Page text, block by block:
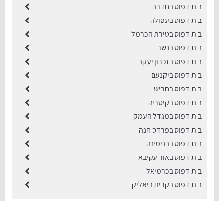
בית דפוס בחדרה
בית דפוס בעפולה
בית דפוס בטירת הכרמל
בית דפוס בנשר
בית דפוס בזכרון יעקב
בית דפוס ביקנעם
בית דפוס בחריש
בית דפוס בקיסריה
בית דפוס במגדל העמק
בית דפוס בפרדס חנה
בית דפוס בבנימינה
בית דפוס באור עקיבא
בית דפוס בכרמיאל
בית דפוס בקרית ביאליק